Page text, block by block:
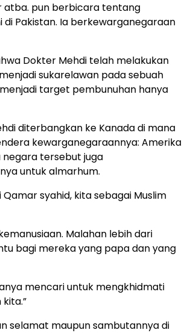
atba. pun berbicara tentang
Pakistan. Ia berkewarganegaraan
Dokter Mehdi telah melakukan
sukarelawan pada sebuah
target pembunuhan hanya
diterbangkan ke Kanada di mana
kewarganegaraannya: Amerika
negara tersebut juga
untuk almarhum.
syahid, kita sebagai Muslim
Malahan lebih dari
bagi mereka yang papa dan yang
mencari untuk mengkhidmati
selamat maupun sambutannya di